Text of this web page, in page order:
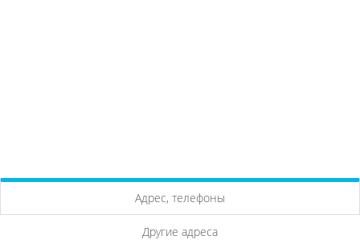
Адрес, телефоны
Другие адреса